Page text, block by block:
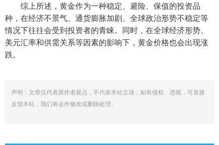
综上所述，黄金作为一种稳定、避险、保值的投资品
种，在经济不景气、通货膨胀加剧、全球政治形势不稳定等
情况下往往会受到投资者的青睐。同时，在全球经济形势、
美元汇率和供需关系等因素的影响下，黄金价格也会出现涨
跌。
声明：文章仅代表原作者观点，不代表本站立场；如有侵权、违规，可直接
反馈本站，我们将会作修改或删除处理。